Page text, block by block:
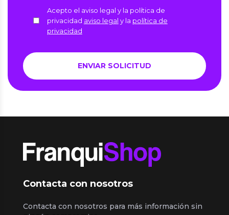
Acepto el aviso legal y la política de
privacidad aviso legal y la política de
privacidad
Contacta con nosotros
Contacta con nosotros para más información sin